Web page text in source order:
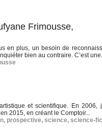
Frimousse,
en plus, un besoin de
bien au contraire. C’est
et scientifique. En 2006,
2015, en créant le Comptoir...
, prospective, science, science-